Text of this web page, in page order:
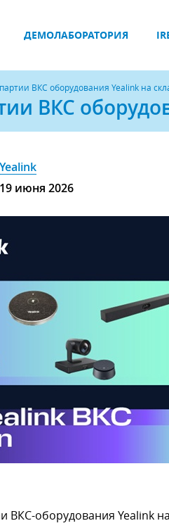
ДЕМОЛАБОРАТОРИЯ
ВКС оборудования Yealink на
ВКС
Yealink
19 июня 2026
оборудования Yealink